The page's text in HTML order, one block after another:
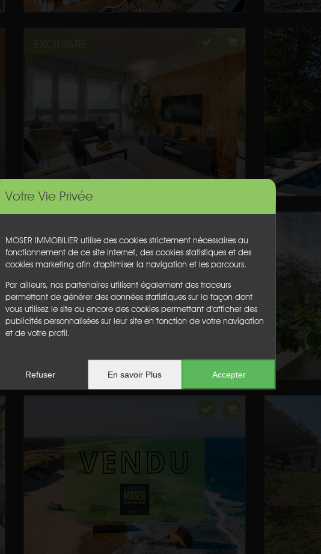
Votre Vie Privée
MOSER IMMOBILIER utilise des cookies strictement nécessaires au
fonctionnement de ce site internet, des cookies statistiques et des
cookies marketing afin d'optimiser la navigation et les parcours.
Par ailleurs, nos partenaires utilisent également des traceurs
permettant de générer des données statistiques sur la façon dont
vous utilisez le site ou encore des cookies permettant d'afficher des
publicités personnalisées sur leur site en fonction de votre navigation
et de votre profil.
Refuser En savoir Plus Accepter
EXCLUSIVITE